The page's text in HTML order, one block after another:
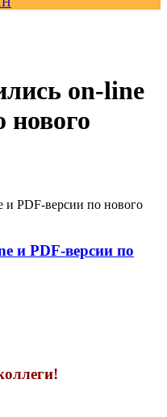
on-line
нового
и PDF-версии по нового
и PDF-версии по